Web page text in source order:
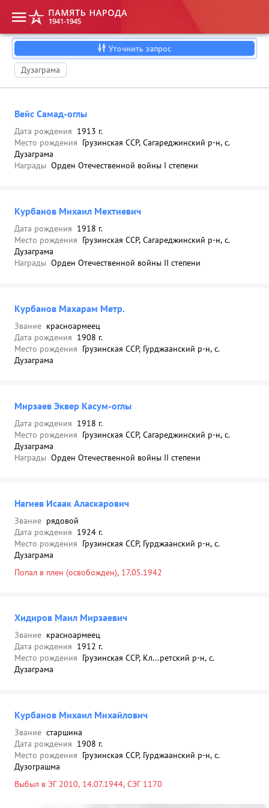
Уточнить запрос
Дузаграма
Вейс Самад-оглы
Дата рождения 1913 г.
Место рождения Грузинская ССР, Сагареджинский р-н, с.
Дузаграма
Награды Орден Отечественной войны I степени
Курбанов Михаил Мехтиевич
Дата рождения 1918 г.
Место рождения Грузинская ССР, Сагареджинский р-н, с.
Дузаграма
Награды Орден Отечественной войны II степени
Курбанов Махарам Метр.
Звание красноармеец
Дата рождения 1908 г.
Место рождения Грузинская ССР, Гурджаанский р-н, с.
Дузаграма
Мирзаев Эквер Касум-оглы
Дата рождения 1918 г.
Место рождения Грузинская ССР, Сагареджинский р-н, с.
Дузаграма
Награды Орден Отечественной войны II степени
Нагиев Исаак Аласкарович
Звание рядовой
Дата рождения 1924 г.
Место рождения Грузинская ССР, Гурджаанский р-н, с.
Дузаграма
Попал в плен (освобожден), 17.05.1942
Хидиров Маил Мирзаевич
Звание красноармеец
Дата рождения 1912 г.
Место рождения Грузинская ССР, Кл...ретский р-н, с.
Дузаграма
Курбанов Михаил Михайлович
Звание старшина
Дата рождения 1908 г.
Место рождения Грузинская ССР, Гурджаанский р-н, с.
Дузограшма
Выбыл в ЭГ 2010, 14.07.1944, СЭГ 1170